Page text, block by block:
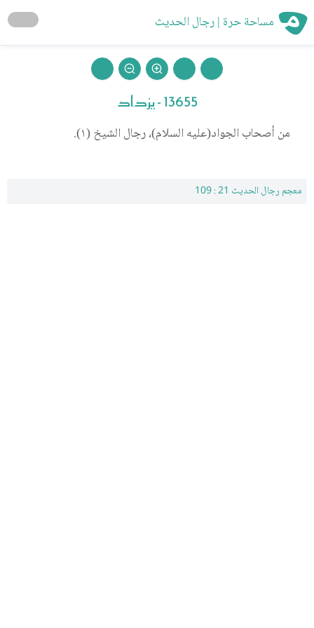
مساحة حرة | رجال الحديث
13655 - يزداد
من أصحاب الجواد(عليه السلام)، رجال الشيخ (١).
معجم رجال الحديث 21 : 109